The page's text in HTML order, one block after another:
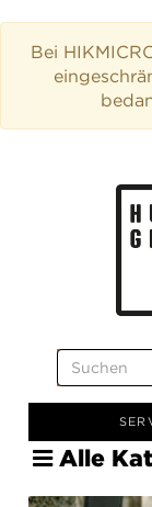
Bei
Alle